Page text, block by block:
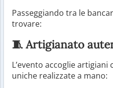
Passeggiando tra le
trovare:
🧵 Artigianato
L’evento accoglie
uniche realizzate a mano: